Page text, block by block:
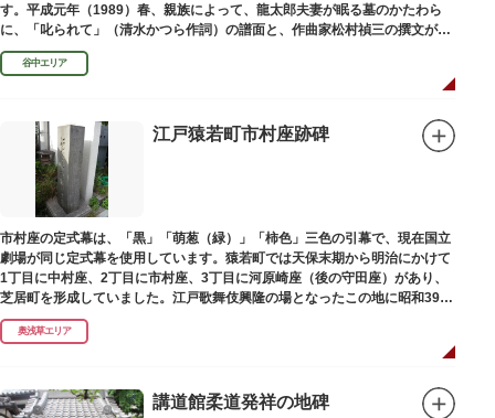
す。平成元年（1989）春、親族によって、龍太郎夫妻が眠る墓のかたわら
に、「叱られて」（清水かつら作詞）の譜面と、作曲家松村禎三の撰文が浮
き彫りされる碑が建立されました。
谷中エリア
江戸猿若町市村座跡碑
市村座の定式幕は、「黒」「萌葱（緑）」「柿色」三色の引幕で、現在国立
劇場が同じ定式幕を使用しています。猿若町では天保末期から明治にかけて
1丁目に中村座、2丁目に市村座、3丁目に河原崎座（後の守田座）があり、
芝居町を形成していました。江戸歌舞伎興隆の場となったこの地に昭和39年
（1964）に跡碑が建てられました。
奥浅草エリア
講道館柔道発祥の地碑